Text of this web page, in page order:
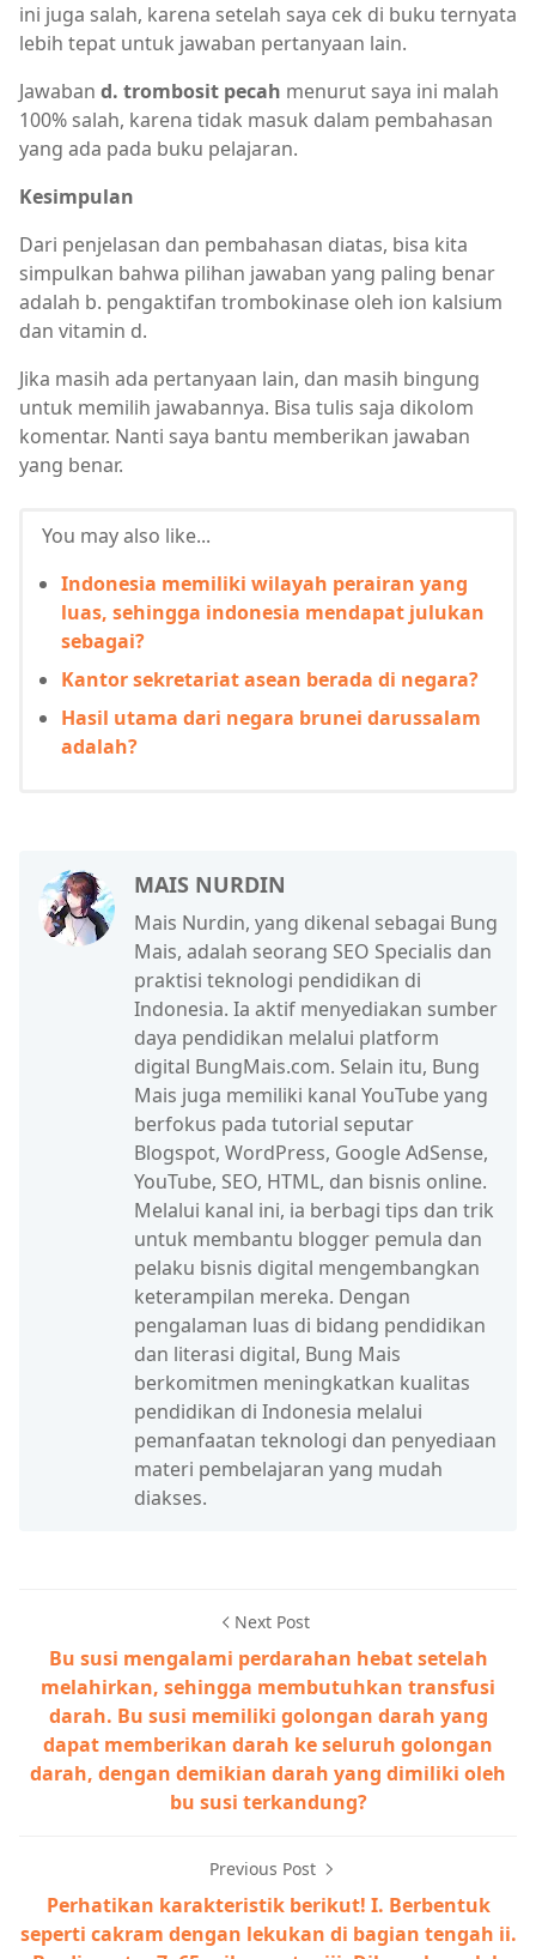
ini juga salah, karena setelah saya cek di buku ternyata
lebih tepat untuk jawaban pertanyaan lain.
Jawaban d. trombosit pecah menurut saya ini malah
100% salah, karena tidak masuk dalam pembahasan
yang ada pada buku pelajaran.
Kesimpulan
Dari penjelasan dan pembahasan diatas, bisa kita
simpulkan bahwa pilihan jawaban yang paling benar
adalah b. pengaktifan trombokinase oleh ion kalsium
dan vitamin d.
Jika masih ada pertanyaan lain, dan masih bingung
untuk memilih jawabannya. Bisa tulis saja dikolom
komentar. Nanti saya bantu memberikan jawaban
yang benar.
You may also like...
Indonesia memiliki wilayah perairan yang
luas, sehingga indonesia mendapat julukan
sebagai?
Kantor sekretariat asean berada di negara?
Hasil utama dari negara brunei darussalam
adalah?
MAIS NURDIN
Mais Nurdin, yang dikenal sebagai Bung
Mais, adalah seorang SEO Specialis dan
praktisi teknologi pendidikan di
Indonesia. Ia aktif menyediakan sumber
daya pendidikan melalui platform
digital BungMais.com. Selain itu, Bung
Mais juga memiliki kanal YouTube yang
berfokus pada tutorial seputar
Blogspot, WordPress, Google AdSense,
YouTube, SEO, HTML, dan bisnis online.
Melalui kanal ini, ia berbagi tips dan trik
untuk membantu blogger pemula dan
pelaku bisnis digital mengembangkan
keterampilan mereka. Dengan
pengalaman luas di bidang pendidikan
dan literasi digital, Bung Mais
berkomitmen meningkatkan kualitas
pendidikan di Indonesia melalui
pemanfaatan teknologi dan penyediaan
materi pembelajaran yang mudah
diakses.
Next Post
Bu susi mengalami perdarahan hebat setelah
melahirkan, sehingga membutuhkan transfusi
darah. Bu susi memiliki golongan darah yang
dapat memberikan darah ke seluruh golongan
darah, dengan demikian darah yang dimiliki oleh
bu susi terkandung?
Previous Post
Perhatikan karakteristik berikut! I. Berbentuk
seperti cakram dengan lekukan di bagian tengah ii.